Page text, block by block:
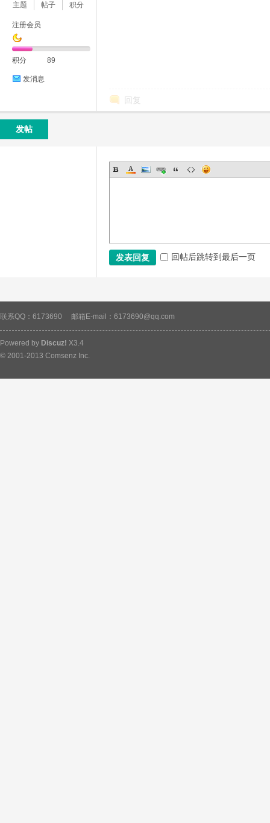
主题
帖子
积分
注册会员
积分 89
发消息
回复
发帖
发表回复 回帖后跳转到最后一页
联系QQ：6173690 邮箱E-mail：6173690@qq.com
Powered by Discuz! X3.4
© 2001-2013 Comsenz Inc.